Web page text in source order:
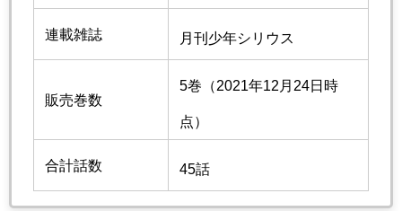
連載雑誌 月刊少年シリウス
販売巻数
5巻（2021年12月24日時
点）
合計話数 45話